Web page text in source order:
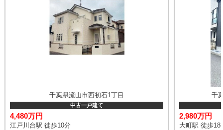
千葉県流山市西初石1丁目
中古一戸建て
4,480万円
江戸川台駅 徒歩10分
千
2,980万円
大町駅 徒歩18